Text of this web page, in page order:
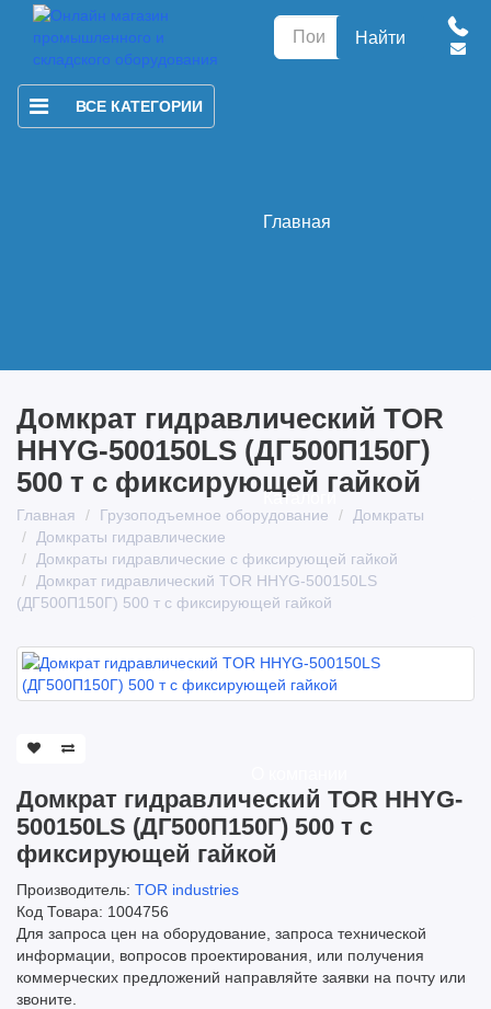
Найти
ВСЕ КАТЕГОРИИ
Главная
Каталоги
Домкрат гидравлический TOR
HHYG-500150LS (ДГ500П150Г)
500 т с фиксирующей гайкой
Главная Грузоподъемное оборудование
Домкраты
Домкраты гидравлические
Домкраты гидравлические с фиксирующей гайкой
Домкрат гидравлический TOR HHYG-500150LS
(ДГ500П150Г) 500 т с фиксирующей гайкой
Домкрат гидравлический TOR HHYG-
500150LS (ДГ500П150Г) 500 т с
фиксирующей гайкой
Производитель: TOR industries
Код Товара: 1004756
Для запроса цен на оборудование, запроса технической
информации, вопросов проектирования, или получения
коммерческих предложений направляйте заявки на почту или
звоните.